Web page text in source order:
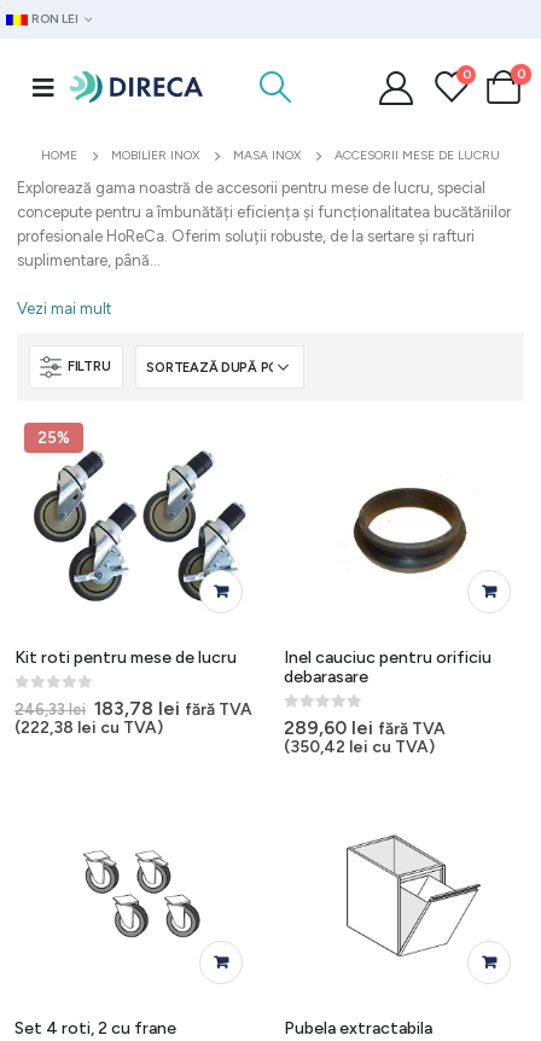
RON LEI
0 0
HOME MOBILIER INOX MASA INOX ACCESORII MESE DE LUCRU
Explorează gama noastră de accesorii pentru mese de lucru, special
concepute pentru a îmbunătăți eficiența și funcționalitatea bucătăriilor
profesionale HoReCa. Oferim soluții robuste, de la sertare și rafturi
suplimentare, până...
Vezi mai mult
FILTRU
25%
Kit roti pentru mese de lucru
0 out of 5
246,33lei Prețul
inițial
183,78 leiPrețul
fără TVA
(222,38 lei cu TVA)
Inel cauciuc pentru orificiu
debarasare
0out of 5
289,60 lei fără TVA
(350,42 lei cu TVA)
Set 4 roti, 2 cu frane Pubela extractabila